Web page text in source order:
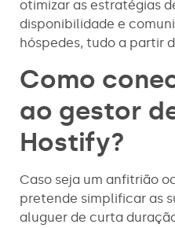
otimizar as estratégias
disponibilidade e
hóspedes, tudo a partir
Como
ao gestor
Hostify?
Caso seja um anfitrião
pretende simplificar as
aluguer de curta